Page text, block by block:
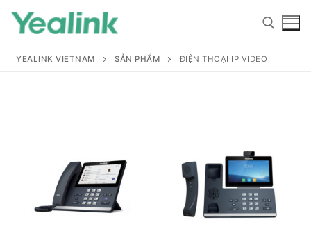
Sản phẩm
YEALINK VIETNAM SẢN PHẨM ĐIỆN THOẠI IP VIDEO